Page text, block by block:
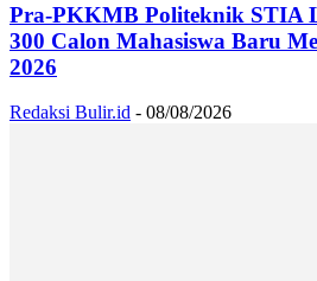
Pra-PKKMB Politeknik STIA
300 Calon Mahasiswa Baru
2026
Redaksi Bulir.id - 08/08/2026